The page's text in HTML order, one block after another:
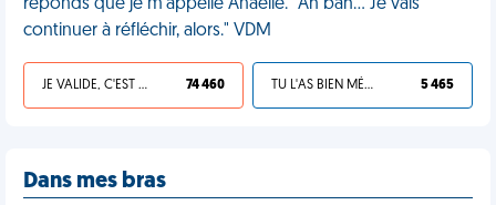
réponds que je m'appelle Anaëlle. "Ah bah... Je vais
continuer à réfléchir, alors." VDM
JE VALIDE, C'EST UNE VDM 74 460 TU L'AS BIEN MÉRITÉ 5 465
Dans mes bras